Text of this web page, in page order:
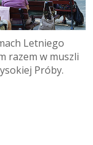
Letniego
razem w muszli
Próby.